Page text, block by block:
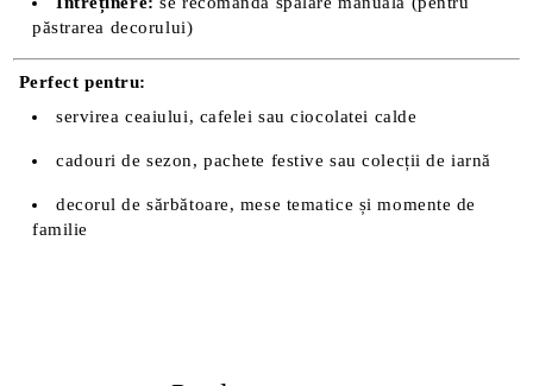
păstrarea decorului)
Perfect pentru:
servirea ceaiului, cafelei sau ciocolatei calde
cadouri de sezon, pachete festive sau colecții de iarnă
decorul de sărbătoare, mese tematice și momente de
familie